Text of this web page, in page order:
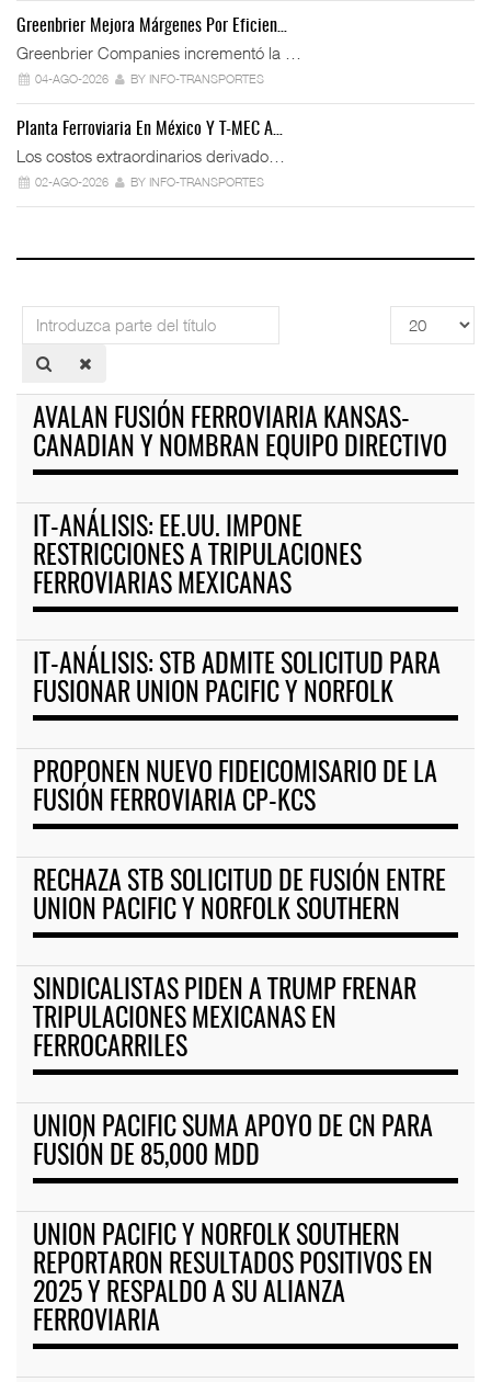
Greenbrier Mejora Márgenes Por Eficien…
Greenbrier Companies incrementó la …
04-AGO-2026 BY INFO-TRANSPORTES
Planta Ferroviaria En México Y T-MEC A…
Los costos extraordinarios derivado…
02-AGO-2026 BY INFO-TRANSPORTES
Introduzca
parte
del
Cantidad
a
AVALAN FUSIÓN FERROVIARIA KANSAS-
CANADIAN Y NOMBRAN EQUIPO DIRECTIVO
IT-ANÁLISIS: EE.UU. IMPONE
RESTRICCIONES A TRIPULACIONES
FERROVIARIAS MEXICANAS
IT-ANÁLISIS: STB ADMITE SOLICITUD PARA
FUSIONAR UNION PACIFIC Y NORFOLK
PROPONEN NUEVO FIDEICOMISARIO DE LA
FUSIÓN FERROVIARIA CP-KCS
RECHAZA STB SOLICITUD DE FUSIÓN ENTRE
UNION PACIFIC Y NORFOLK SOUTHERN
SINDICALISTAS PIDEN A TRUMP FRENAR
TRIPULACIONES MEXICANAS EN
FERROCARRILES
UNION PACIFIC SUMA APOYO DE CN PARA
FUSIÓN DE 85,000 MDD
UNION PACIFIC Y NORFOLK SOUTHERN
REPORTARON RESULTADOS POSITIVOS EN
2025 Y RESPALDO A SU ALIANZA
FERROVIARIA